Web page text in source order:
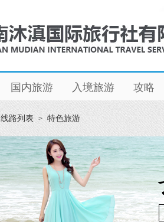
国内旅游 入境旅游 攻略
线路列表 > 特色旅游